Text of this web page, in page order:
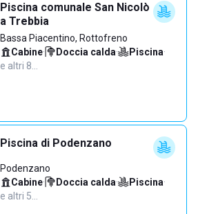
Piscina comunale San Nicolò
a Trebbia
Bassa Piacentino, Rottofreno
Cabine· Doccia calda· Piscina·
e altri 8…
Piscina di Podenzano
Podenzano
Cabine· Doccia calda· Piscina·
e altri 5…